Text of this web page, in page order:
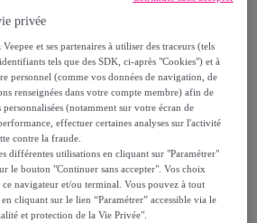
votre ancien produit,
BE
privée
et ses partenaires à utiliser des traceurs (tels
tels que des SDK, ci-après "Cookies") et à
personnel (comme vos données de navigation, de
renseignées dans votre compte membre) afin de
(notamment sur votre écran de
effectuer certaines analyses sur l'activité
contre la fraude.
différentes utilisations en cliquant sur "Paramétrer"
le bouton "Continuer sans accepter". Vos choix
navigateur et/ou terminal. Vous pouvez à tout
cliquant sur le lien “Paramétrer” accessible via le
et protection de la Vie Privée".